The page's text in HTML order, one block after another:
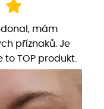
mám
příznaků. Je
to TOP produkt.